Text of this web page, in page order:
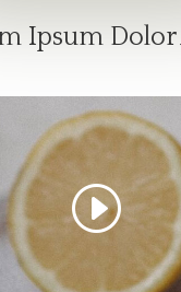
Ipsum Dolor